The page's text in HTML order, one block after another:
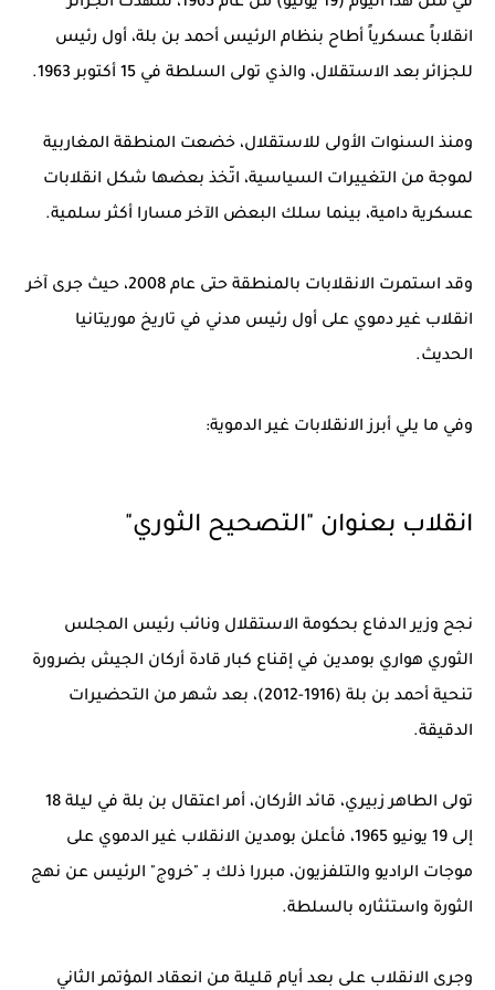
انقلاباً عسكرياً أطاح بنظام الرئيس أحمد بن بلة، أول رئيس
للجزائر بعد الاستقلال، والذي تولى السلطة في 15 أكتوبر 1963.
ومنذ السنوات الأولى للاستقلال، خضعت المنطقة المغاربية
لموجة من التغييرات السياسية، اتّخذ بعضها شكل انقلابات
عسكرية دامية، بينما سلك البعض الآخر مسارا أكثر سلمية.
وقد استمرت الانقلابات بالمنطقة حتى عام 2008، حيث جرى آخر
انقلاب غير دموي على أول رئيس مدني في تاريخ موريتانيا
الحديث.
وفي ما يلي أبرز الانقلابات غير الدموية:
انقلاب بعنوان "التصحيح الثوري"
نجح وزير الدفاع بحكومة الاستقلال ونائب رئيس المجلس
الثوري هواري بومدين في إقناع كبار قادة أركان الجيش بضرورة
تنحية أحمد بن بلة (1916-2012)، بعد شهر من التحضيرات
الدقيقة.
تولى الطاهر زبيري، قائد الأركان، أمر اعتقال بن بلة في ليلة 18
إلى 19 يونيو 1965، فأعلن بومدين الانقلاب غير الدموي على
موجات الراديو والتلفزيون، مبررا ذلك بـ "خروج" الرئيس عن نهج
الثورة واستئثاره بالسلطة.
وجرى الانقلاب على بعد أيام قليلة من انعقاد المؤتمر الثاني